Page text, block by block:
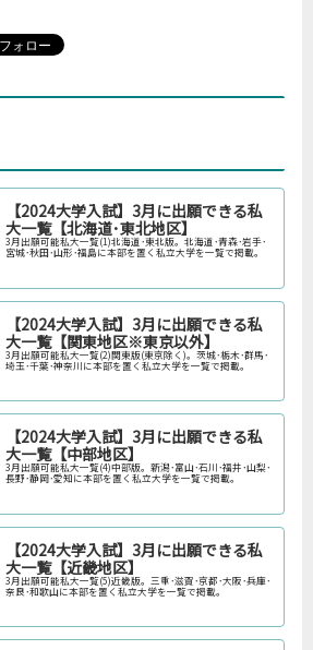
【2024大学入試】3月に出願できる私
大一覧【北海道･東北地区】
3月出願可能私大一覧(1)北海道･東北版。北海道･青森･岩手･
宮城･秋田･山形･福島に本部を置く私立大学を一覧で掲載。
【2024大学入試】3月に出願できる私
大一覧【関東地区※東京以外】
3月出願可能私大一覧(2)関東版(東京除く)。茨城･栃木･群馬･
埼玉･千葉･神奈川に本部を置く私立大学を一覧で掲載。
【2024大学入試】3月に出願できる私
大一覧【中部地区】
3月出願可能私大一覧(4)中部版。新潟･富山･石川･福井･山梨･
長野･静岡･愛知に本部を置く私立大学を一覧で掲載。
【2024大学入試】3月に出願できる私
大一覧【近畿地区】
3月出願可能私大一覧(5)近畿版。三重･滋賀･京都･大阪･兵庫･
奈良･和歌山に本部を置く私立大学を一覧で掲載。